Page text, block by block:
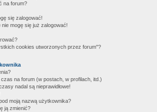
na forum?
się zalogować!
mogę się już zalogować!
cookies utworzonych przez forum"?
czas na forum (w postach, w profilach, itd.)
nadal są nieprawidłowe!
moją nazwą użytkownika?
ją zmienić?